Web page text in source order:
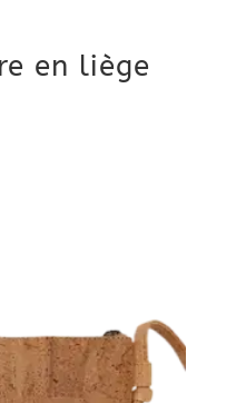
en liège